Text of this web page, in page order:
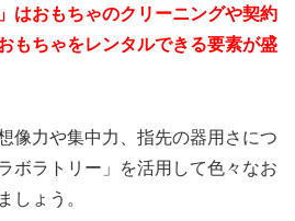
はおもちゃのクリーニングや契約
もちゃをレンタルできる要素が盛
像力や集中力、指先の器用さにつ
ボラトリー」を活用して色々なお
しょう。